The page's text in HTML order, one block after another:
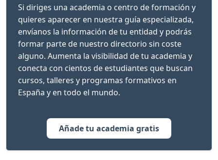
Si diriges una academia o centro de formación y
quieres aparecer en nuestra guía especializada,
envíanos la información de tu entidad y podrás
formar parte de nuestro directorio sin coste
alguno. Aumenta la visibilidad de tu academia y
conecta con cientos de estudiantes que buscan
cursos, talleres y programas formativos en
España y en todo el mundo.
Añade tu academia gratis